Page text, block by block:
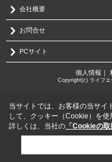
会社概要
お問合せ
PCサイト
個人情報 ｜
Copyright(c) ライフエ
当サイトでは、お客様の当サイ
して、クッキー（Cookie）を使
詳しくは、当社の 「Cookieの